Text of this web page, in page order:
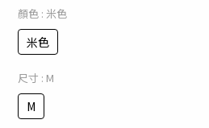
顏色 : 米色
米色
尺寸 : M
M